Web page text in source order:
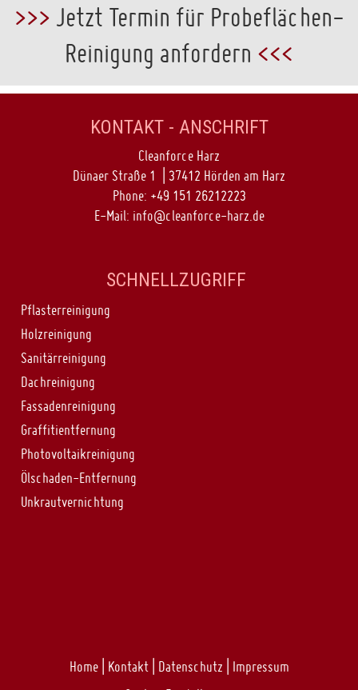
>>> Jetzt Termin für Probeflächen-
Reinigung anfordern <<<
KONTAKT - ANSCHRIFT
Cleanforce Harz
Dünaer Straße 1 | 37412 Hörden am Harz
Phone: +49 151 26212223
E-Mail: info@cleanforce-harz.de
SCHNELLZUGRIFF
Pflasterreinigung
Holzreinigung
Sanitärreinigung
Dachreinigung
Fassadenreinigung
Graffitientfernung
Photovoltaikreinigung
Ölschaden-Entfernung
Unkrautvernichtung
Home| Kontakt| Datenschutz
Impressum